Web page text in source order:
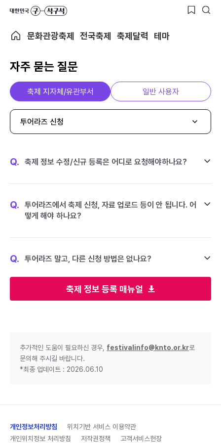
문화관광축제 전국축제 축제달력 테마
자주 묻는 질문
축제 정보 등록 매뉴얼
축제 지자체/유관부서 일반 사용자
투어라즈 신청
Q. 축제 정보 수정/신규 등록은 어디로 요청해야하나요?
Q.
투어라즈에서 축제 신청, 자료 업로드 등이 안 됩니다. 어
떻게 해야 하나요?
Q. 투어라즈 말고, 다른 신청 방법은 없나요?
추가적인 도움이 필요하신 경우, festivalinfo@knto.or.kr로
문의해 주시길 바랍니다.
*최종 업데이트 : 2026.06.10
개인정보처리방침
위치기반 서비스 이용약관
개인위치정보 처리방침
저작권정책 고객서비스헌장